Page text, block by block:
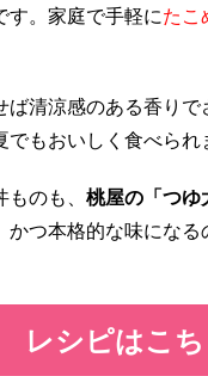
す。家庭で手軽にたこ
ば清涼感のある香り
もおいしく食べられ
のも、 桃屋の「つゆ
かつ本格的な味になる
レシピはこ